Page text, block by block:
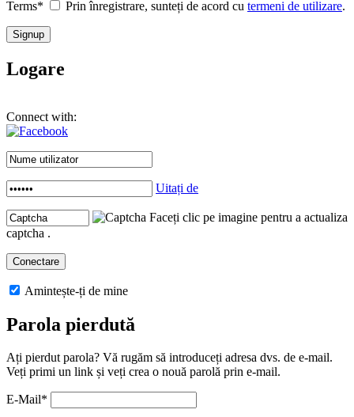
Terms* Prin înregistrare, sunteți de acord cu termeni de utilizare.
Logare
Connect with:
Uitați de
Faceți clic pe imagine pentru a actualiza
captcha .
Amintește-ți de mine
Parola pierdută
Ați pierdut parola? Vă rugăm să introduceți adresa dvs. de e-mail.
Veți primi un link și veți crea o nouă parolă prin e-mail.
E-Mail*